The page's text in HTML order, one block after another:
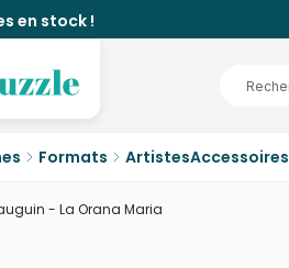
en stock !
Formats ArtistesAccessoires
- La Orana Maria